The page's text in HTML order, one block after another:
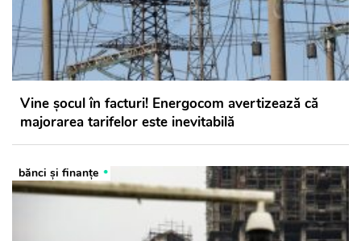
Vine șocul în facturi! Energocom avertizează că
majorarea tarifelor este inevitabilă
bănci şi finanţe